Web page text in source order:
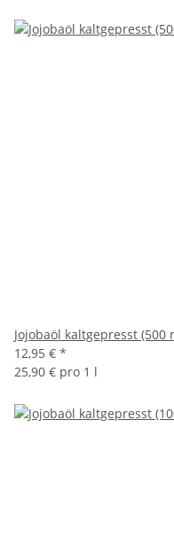
Jojobaöl kaltgepresst (500
12,95 € *
25,90 € pro 1 l